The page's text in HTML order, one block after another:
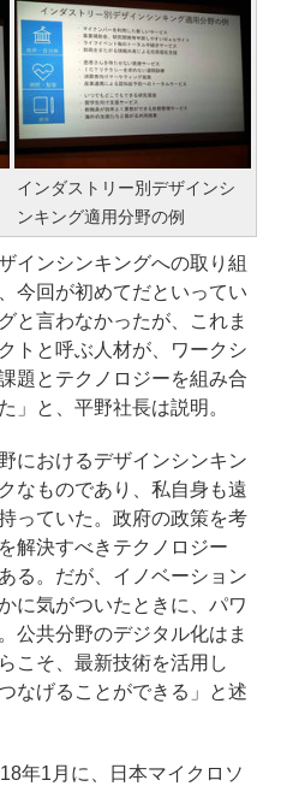
インダストリー別デザインシ
ンキング適用分野の例
インシンキングへの取り組
今回が初めてだといってい
と言わなかったが、これま
トと呼ぶ人材が、ワークシ
題とテクノロジーを組み合
」と、平野社長は説明。
におけるデザインシンキン
なものであり、私自身も遠
っていた。政府の政策を考
解決すべきテクノロジー
る。だが、イノベーション
に気がついたときに、パワ
公共分野のデジタル化はま
こそ、最新技術を活用し
なげることができる」と述
年1月に、日本マイクロソ